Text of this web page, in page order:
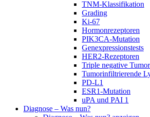
TNM-Klassifikation
Grading
Ki-67
Hormonrezeptoren
PIK3CA-Mutation
Genexpressionstests
HER2-Rezeptoren
Triple negative
Tumorinfiltrierende
PD-L1
ESR1-Mutation
uPA und PAI 1
Diagnose – Was nun?